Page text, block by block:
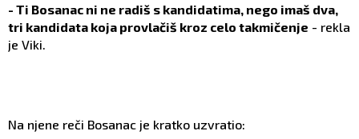
- Ti Bosanac ni ne radiš s kandidatima, nego imaš dva,
tri kandidata koja provlačiš kroz celo takmičenje - rekla
je Viki.
Na njene reči Bosanac je kratko uzvratio: